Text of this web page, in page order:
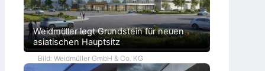
Weidmüller legt Grundstein für neuen
asiatischen Hauptsitz
Bild: Weidmüller GmbH & Co. KG